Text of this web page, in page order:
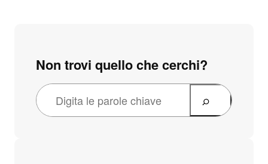
Non trovi quello che cerchi?